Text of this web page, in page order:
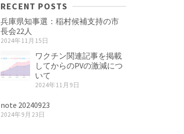
RECENT POSTS
兵庫県知事選：稲村候補支持の市
長会22人
2024年11月15日
ワクチン関連記事を掲載
してからのPVの激減につ
いて
2024年11月9日
note 20240923
2024年9月23日